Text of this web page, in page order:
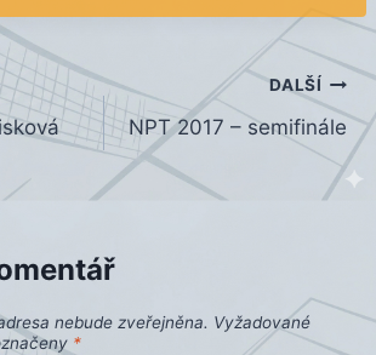
DALŠÍ
NPT 2017 – semifinále
nebude zveřejněna. Vyžadované
*